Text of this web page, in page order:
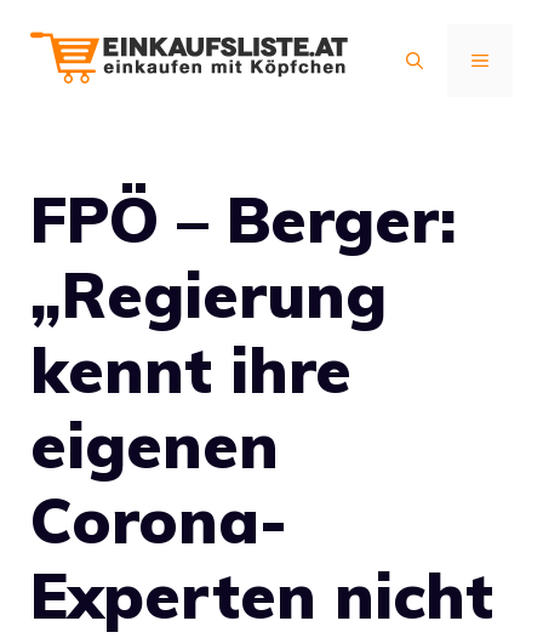
Inhalt
MENÜ
FPÖ – Berger:
„Regierung
kennt ihre
eigenen
Corona-
Experten nicht